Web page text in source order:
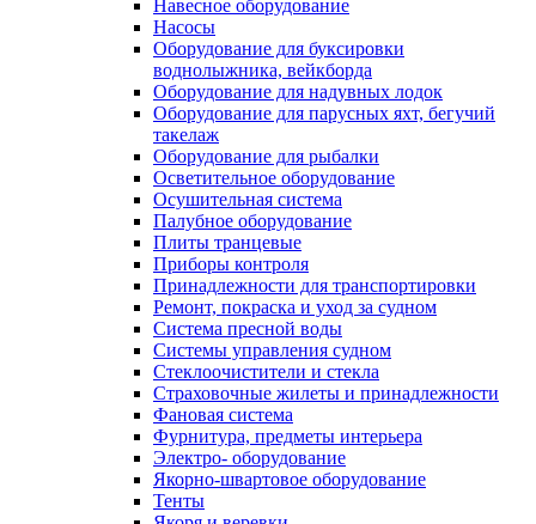
Навесное оборудование
Насосы
Оборудование для буксировки
воднолыжника, вейкборда
Оборудование для надувных лодок
Оборудование для парусных яхт, бегучий
такелаж
Оборудование для рыбалки
Осветительное оборудование
Осушительная система
Палубное оборудование
Плиты транцевые
Приборы контроля
Принадлежности для транспортировки
Ремонт, покраска и уход за судном
Система пресной воды
Системы управления судном
Стеклоочистители и стекла
Страховочные жилеты и принадлежности
Фановая система
Фурнитура, предметы интерьера
Электро- оборудование
Якорно-швартовое оборудование
Тенты